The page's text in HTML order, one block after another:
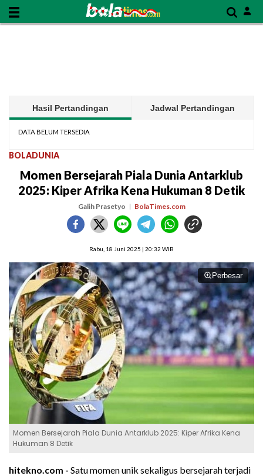
Hasil Pertandingan Jadwal Pertandingan
DATA BELUM TERSEDIA
BOLADUNIA
Momen Bersejarah Piala Dunia Antarklub
2025: Kiper Afrika Kena Hukuman 8 Detik
Galih Prasetyo BolaTimes.com
Rabu, 18 Juni 2025 | 20:32 WIB
Perbesar
Momen Bersejarah Piala Dunia Antarklub 2025: Kiper Afrika Kena
Hukuman 8 Detik
hitekno.com - Satu momen unik sekaligus bersejarah terjadi